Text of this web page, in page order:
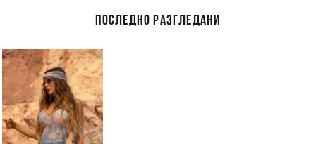
ПОСЛЕДНО РАЗГЛЕДАНИ